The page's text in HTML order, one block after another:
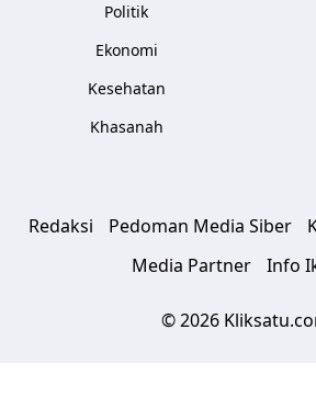
Politik
Ekonomi
Kesehatan
Khasanah
Redaksi Pedoman Media Siber
Media Partner
Info
© 2026